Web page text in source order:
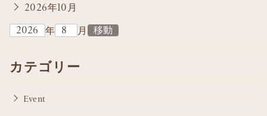
2026年10月
年
月
カテゴリー
Event